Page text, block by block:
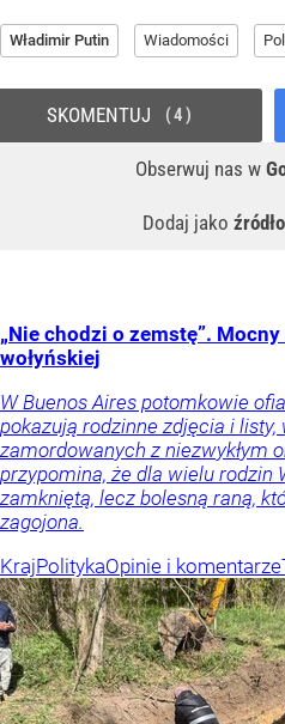
Władimir Putin Wiadomości
Obserwuj nas w
Dodaj jako
SKOMENTUJ 4
„Nie chodzi o zemstę”.
wołyńskiej
W Buenos Aires potomkowie
pokazują rodzinne zdjęcia i
zamordowanych z niezwykłym
przypomina, że dla wielu rodzin
zamkniętą, lecz bolesną raną,
zagojona.
KrajPolitykaOpinie i komentarze